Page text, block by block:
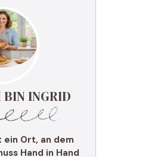
INGRID
ein Ort, an dem
Hand in Hand